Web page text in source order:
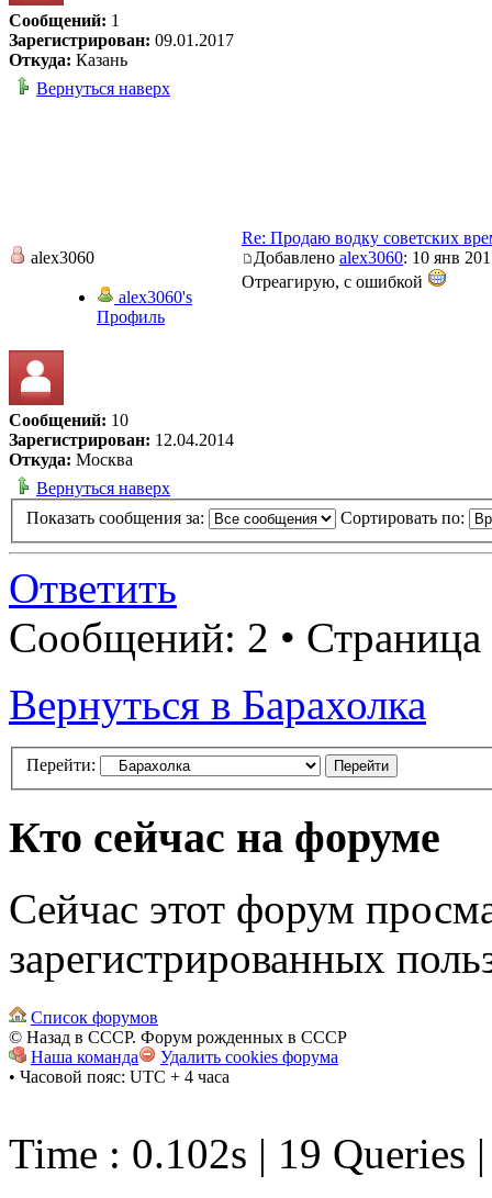
Сообщений: 1
Зарегистрирован: 09.01.2017
Откуда: Казань
Вернуться наверх
alex3060
alex3060's
Профиль
Сообщений: 10
Зарегистрирован: 12.04.2014
Откуда: Москва
Re: Продаю водку советских
Добавлено alex3060: 10 янв
Отреагирую, с ошибкой
Вернуться наверх
Показать сообщения за:
Сортировать по:
Ответить
Сообщений: 2 • Страница
Вернуться в Барахолка
Перейти:
Кто сейчас на форуме
Сейчас этот форум
зарегистрированных
Список форумов
© Назад в СССР. Форум рожденных в СССР
Наша команда
Удалить cookies форума
• Часовой пояс: UTC + 4 часа
Time : 0.102s | 19 Queries